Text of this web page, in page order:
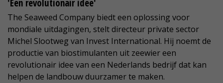
'Een revolutionair idee'
The Seaweed Company biedt een oplossing voor
mondiale uitdagingen, stelt directeur private sector
Michel Slootweg van Invest International. Hij noemt de
productie van biostimulanten uit zeewier een
revolutionair idee van een Nederlands bedrijf dat kan
helpen de landbouw duurzamer te maken.